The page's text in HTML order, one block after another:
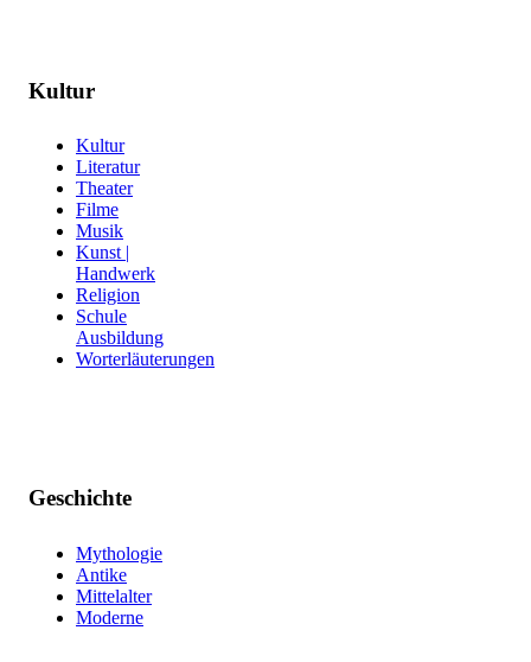
Kultur
Kultur
Literatur
Theater
Filme
Musik
Kunst |
Handwerk
Religion
Schule
Ausbildung
Worterläuterungen
Geschichte
Mythologie
Antike
Mittelalter
Moderne